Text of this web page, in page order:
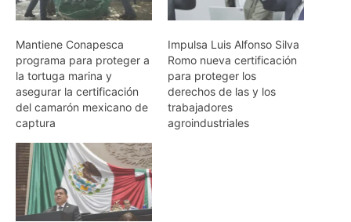
Mantiene Conapesca
programa para proteger a
la tortuga marina y
asegurar la certificación
del camarón mexicano de
captura
Impulsa Luis Alfonso Silva
Romo nueva certificación
para proteger los
derechos de las y los
trabajadores
agroindustriales